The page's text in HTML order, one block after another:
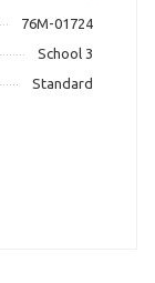
76M-01724
School 3
Standard